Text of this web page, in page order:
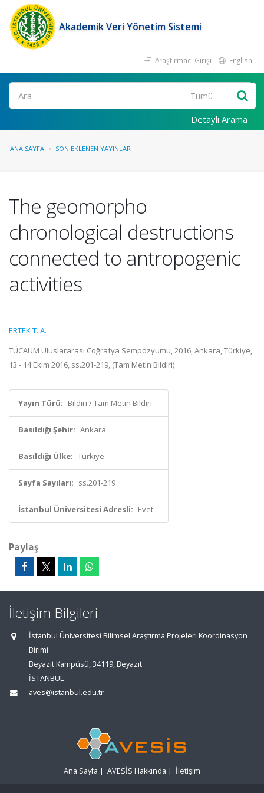
Akademik Veri Yönetim Sistemi
Araştırmacı Girişi English
Ara
Detaylı Arama
ANA SAYFA SON EKLENEN YAYINLAR
The geomorpho
chronological destructions
connected to antropogenic
activities
ERTEK T. A.
TÜCAUM Uluslararası Coğrafya Sempozyumu, 2016, Ankara, Türkiye,
13 - 14 Ekim 2016, ss.201-219, (Tam Metin Bildiri)
Yayın Türü: Bildiri / Tam Metin Bildiri
Basıldığı Şehir: Ankara
Basıldığı Ülke: Türkiye
Sayfa Sayıları: ss.201-219
İstanbul Üniversitesi Adresli: Evet
Paylaş
İletişim Bilgileri
İstanbul Üniversitesi Bilimsel Araştırma Projeleri Koordinasyon
Birimi
Beyazıt Kampüsü, 34119, Beyazıt
İSTANBUL
aves@istanbul.edu.tr
Ana Sayfa | AVESİS Hakkında | İletişim